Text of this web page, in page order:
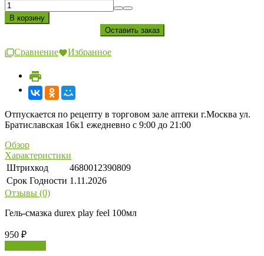
Сравнение Избранное
Отпускается по рецепту в торговом зале аптеки г.Москва ул.
Братиславская 16к1 ежедневно с 9:00 до 21:00
Обзор
Характеристики
Штрихкод
4680012390809
Срок Годности 1.11.2026
Отзывы (0)
Гель-смазка durex play feel 100мл
950 ₽